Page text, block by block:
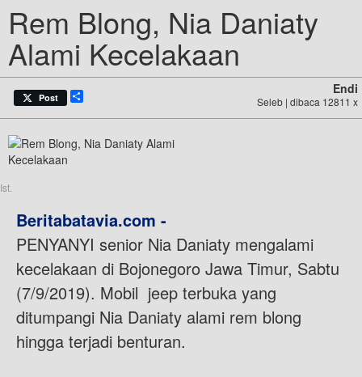
Rem Blong, Nia Daniaty
Alami Kecelakaan
Post
Endi
Seleb | dibaca 12811 x
Ist.
Beritabatavia.com -
PENYANYI senior Nia Daniaty mengalami
kecelakaan di Bojonegoro Jawa Timur, Sabtu
(7/9/2019). Mobil jeep terbuka yang
ditumpangi Nia Daniaty alami rem blong
hingga terjadi benturan.